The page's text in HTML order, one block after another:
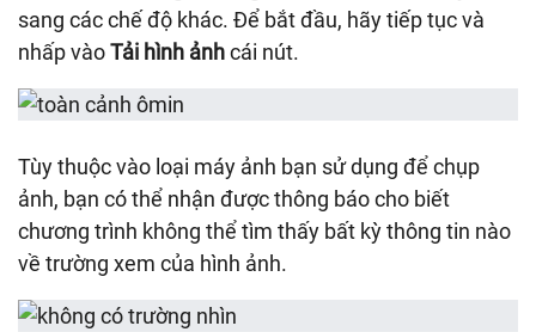
sang các chế độ khác. Để bắt đầu, hãy tiếp tục và
nhấp vàoTải hình ảnhcái nút.
Tùy thuộc vào loại máy ảnh bạn sử dụng để chụp
ảnh, bạn có thể nhận được thông báo cho biết
chương trình không thể tìm thấy bất kỳ thông tin nào
về trường xem của hình ảnh.